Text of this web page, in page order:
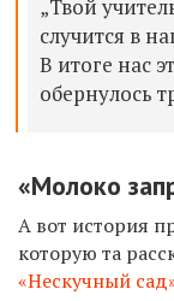
„Твой
случится в
В итоге нас
обернулось
«Молоко
А вот история
которую та
«Нескучный